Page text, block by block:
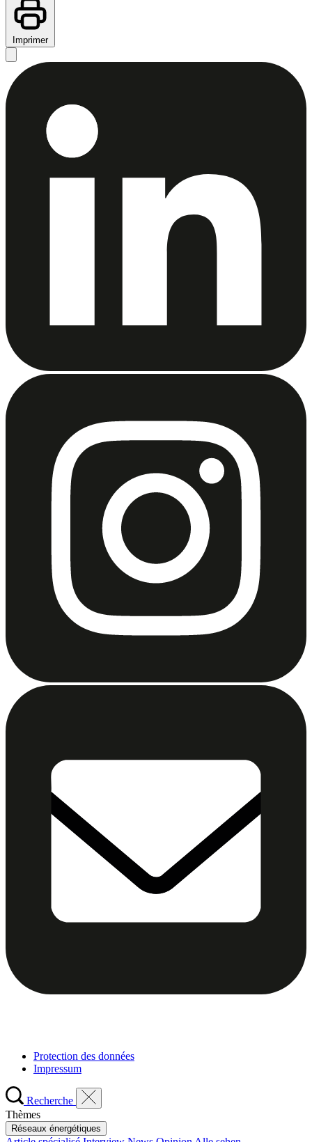
Imprimer
Protection des données
Impressum
Recherche
Thèmes
Réseaux énergétiques